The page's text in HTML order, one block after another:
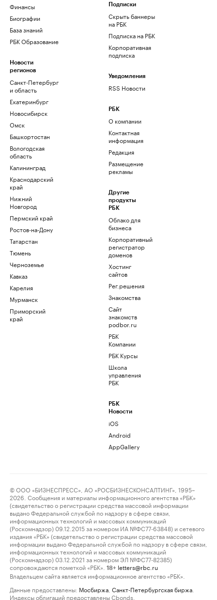
Финансы
Биографии
База знаний
РБК Образование
Новости
регионов
Санкт-Петербург
и область
Екатеринбург
Новосибирск
Омск
Башкортостан
Вологодская
область
Калининград
Краснодарский
край
Нижний
Новгород
Пермский край
Ростов-на-Дону
Татарстан
Тюмень
Черноземье
Кавказ
Карелия
Мурманск
Приморский
край
Подписки
Скрыть баннеры
на РБК
Подписка на РБК
Корпоративная
подписка
Уведомления
RSS Новости
РБК
О компании
Контактная
информация
Редакция
Размещение
рекламы
Другие
продукты
РБК
Облако для
бизнеса
Корпоративный
регистратор
доменов
Хостинг
сайтов
Рег.решения
Знакомства
Сайт
знакомств
podbor.ru
РБК
Компании
РБК Курсы
Школа
управления
РБК
РБК
Новости
iOS
Android
AppGallery
© ООО «БИЗНЕСПРЕСС», АО «РОСБИЗНЕСКОНСАЛТИНГ», 1995–
2026. Сообщения и материалы информационного агентства «РБК»
(свидетельство о регистрации средства массовой информации
выдано Федеральной службой по надзору в сфере связи,
информационных технологий и массовых коммуникаций
(Роскомнадзор) 09.12.2015 за номером ИА №ФС77-63848) и сетевого
издания «РБК» (свидетельство о регистрации средства массовой
информации выдано Федеральной службой по надзору в сфере связи,
информационных технологий и массовых коммуникаций
(Роскомнадзор) 03.12.2021 за номером ЭЛ №ФС77-82385)
сопровождаются пометкой «РБК».
18+ letters@rbc.ru
Владельцем сайта является информационное агентство «РБК».
Данные предоставлены: Мосбиржа Санкт-Петербургская биржа
Индексы облигаций предоставлены Cbonds.